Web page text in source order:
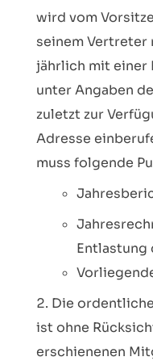
wird vom
seinem Vertreter
jährlich mit einer
unter Angaben
zuletzt zur
Adresse
muss folgende
Entlastung
Die
ist ohne
erschienenen